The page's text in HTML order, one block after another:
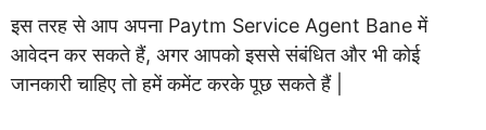
इस तरह से आप अपना Paytm Service Agent Bane में
आवेदन कर सकते हैं, अगर आपको इससे संबंधित और भी कोई
जानकारी चाहिए तो हमें कमेंट करके पूछ सकते हैं |